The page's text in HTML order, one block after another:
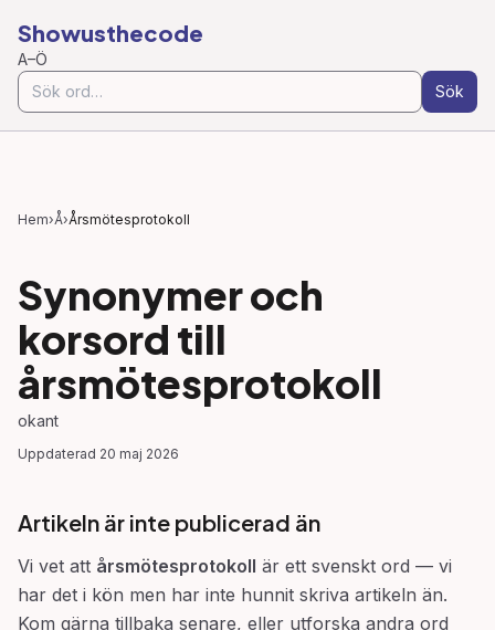
Showusthecode
A–Ö
Sök
Hem›Å›Årsmötesprotokoll
Synonymer och
korsord till
årsmötesprotokoll
okant
Uppdaterad 20 maj 2026
Artikeln är inte publicerad än
Vi vet att årsmötesprotokoll är ett svenskt ord — vi
har det i kön men har inte hunnit skriva artikeln än.
Kom gärna tillbaka senare, eller utforska andra ord